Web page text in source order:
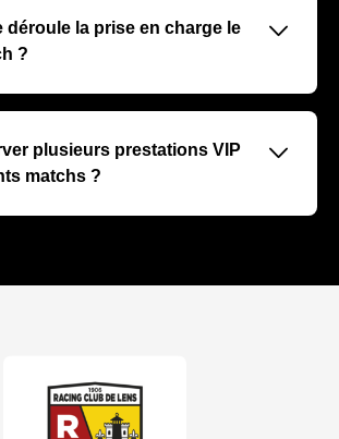
personnalisé, et parfois des
des joueurs ou invités.
déroule la prise en charge le
?
􀆈
vous sera réservé à votre arrivée, avec
fluide et exclusive.
plusieurs prestations VIP
matchs ?
􀆈
pouvez réserver pour plusieurs